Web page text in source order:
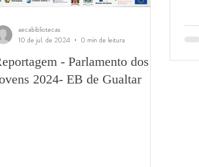
- Parlamento dos
2024- EB de Gualtar
aecabibliotecas
10 de jul. de 2024
0 min de leitura